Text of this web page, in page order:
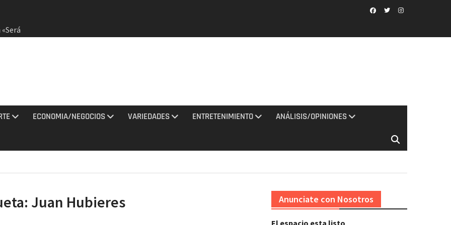
ECONOMIA/NEGOCIOS VARIEDADES ENTRETENIMIENTO ANÁLISIS/OPINIONES
Juan Hubieres Anunciate con Nosotros
El espacio esta listo